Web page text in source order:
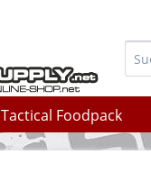
Tactical Foodpack